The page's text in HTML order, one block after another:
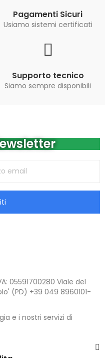
Pagamenti Sicuri
Usiamo sistemi certificati
Supporto tecnico
Siamo sempre disponibili
05591700280 Viale del
(PD) +39 049 8960101-
e i nostri servizi di